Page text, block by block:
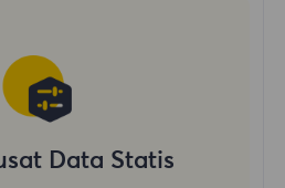
Data Statis